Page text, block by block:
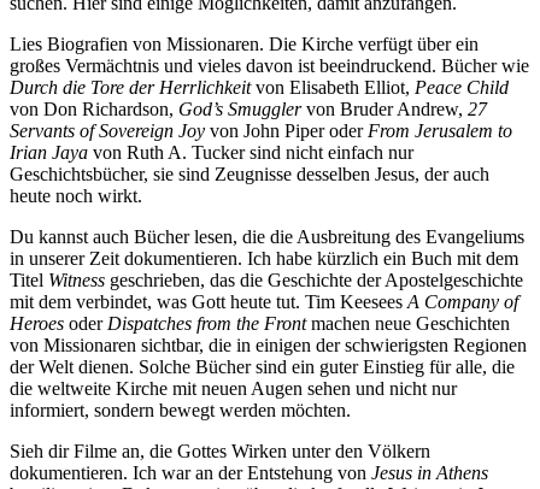
Lies Biografien von Missionaren. Die Kirche verfügt über ein
großes Vermächtnis und vieles davon ist beeindruckend. Bücher wie
Durch die Tore der Herrlichkeitvon Elisabeth Elliot, Peace Child
von Don Richardson, God’s Smugglervon Bruder Andrew, 27
Servants of Sovereign Joy von John Piper oder From Jerusalem to
Irian Jaya von Ruth A. Tucker sind nicht einfach nur
Geschichtsbücher, sie sind Zeugnisse desselben Jesus, der auch
heute noch wirkt.
Du kannst auch Bücher lesen, die die Ausbreitung des Evangeliums
in unserer Zeit dokumentieren. Ich habe kürzlich ein Buch mit dem
Titel Witness geschrieben, das die Geschichte der Apostelgeschichte
mit dem verbindet, was Gott heute tut. Tim Keesees A Company of
Heroes oder Dispatches from the Frontmachen neue Geschichten
von Missionaren sichtbar, die in einigen der schwierigsten Regionen
der Welt dienen. Solche Bücher sind ein guter Einstieg für alle, die
die weltweite Kirche mit neuen Augen sehen und nicht nur
informiert, sondern bewegt werden möchten.
Sieh dir Filme an, die Gottes Wirken unter den Völkern
dokumentieren. Ich war an der Entstehung von Jesus in Athens